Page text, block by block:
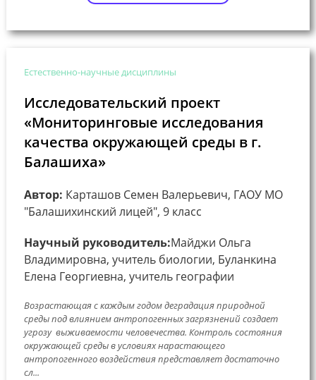
Естественно-научные дисциплины
Исследовательский проект
«Мониторинговые исследования
качества окружающей среды в г.
Балашиха»
Автор: Карташов Семен Валерьевич, ГАОУ МО
"Балашихинский лицей", 9 класс
Научный руководитель:Майджи Ольга
Владимировна, учитель биологии, Буланкина
Елена Георгиевна, учитель географии
Возрастающая с каждым годом деградация природной
среды под влиянием антропогенных загрязнений создает
угрозу выживаемости человечества. Контроль состояния
окружающей среды в условиях нарастающего
антропогенного воздействия представляет достаточно
сл...